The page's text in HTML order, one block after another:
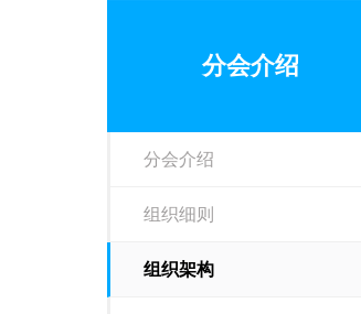
分会介绍
分会介绍
组织细则
组织架构